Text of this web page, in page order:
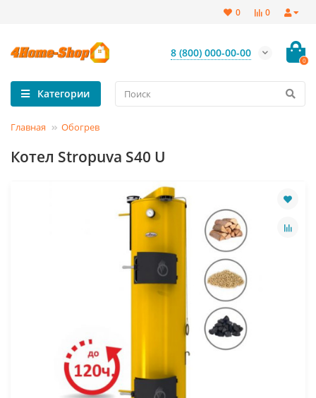
0
0
8 (800) 000-00-00
0
Категории
Главная Обогрев
Котел Stropuva S40 U